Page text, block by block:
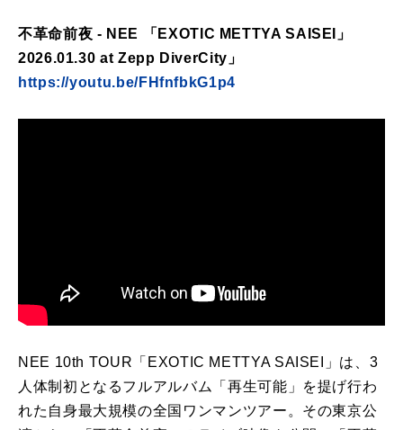
不革命前夜 - NEE 「EXOTIC METTYA SAISEI」
2026.01.30 at Zepp DiverCity」
https://youtu.be/FHfnfbkG1p4
NEE 10th TOUR「EXOTIC METTYA SAISEI」は、3
人体制初となるフルアルバム「再生可能」を提げ行わ
れた自身最大規模の全国ワンマンツアー。その東京公